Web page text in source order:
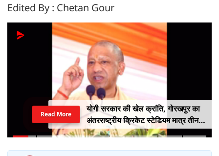
Edited By : Chetan Gour
योगी सरकार की खेल क्रांति, गोरखपुर का
अंतरराष्ट्रीय क्रिकेट स्टेडियम मात्र तीन
महीने में लगभग 20% तैयार
Read More